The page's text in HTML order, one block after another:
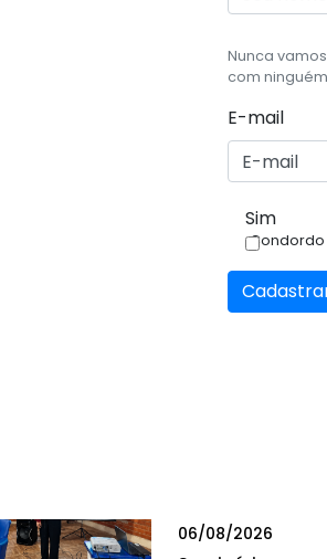
Nunca
com
E-mail
Sim
06/08/2026